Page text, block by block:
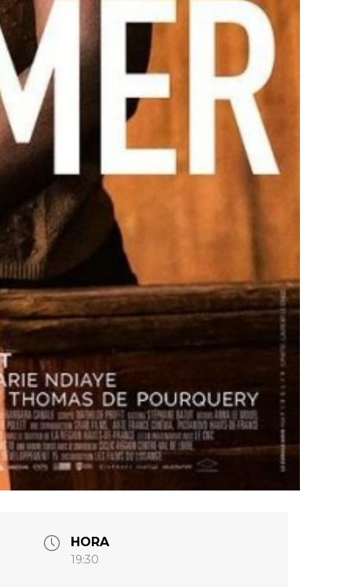
HORA
19:30